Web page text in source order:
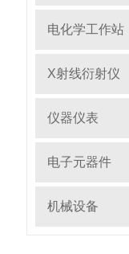
电化学工作站
X射线衍射仪
仪器仪表
电子元器件
机械设备